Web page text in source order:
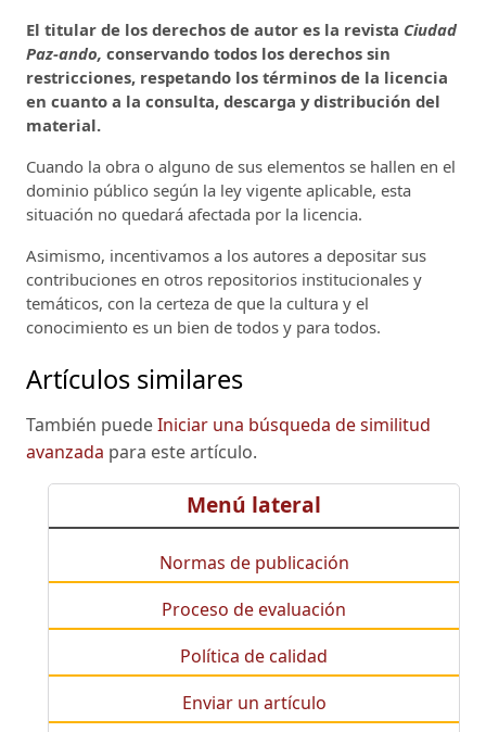
El titular de los derechos de autor es la revista Ciudad
Paz-ando, conservando todos los derechos sin
restricciones, respetando los términos de la licencia
en cuanto a la consulta, descarga y distribución del
material.
Cuando la obra o alguno de sus elementos se hallen en el
dominio público según la ley vigente aplicable, esta
situación no quedará afectada por la licencia.
Asimismo, incentivamos a los autores a depositar sus
contribuciones en otros repositorios institucionales y
temáticos, con la certeza de que la cultura y el
conocimiento es un bien de todos y para todos.
Artículos similares
También puedeIniciar una búsqueda de similitud
avanzada para este artículo.
Menú lateral
Normas de publicación
Proceso de evaluación
Política de calidad
Enviar un artículo